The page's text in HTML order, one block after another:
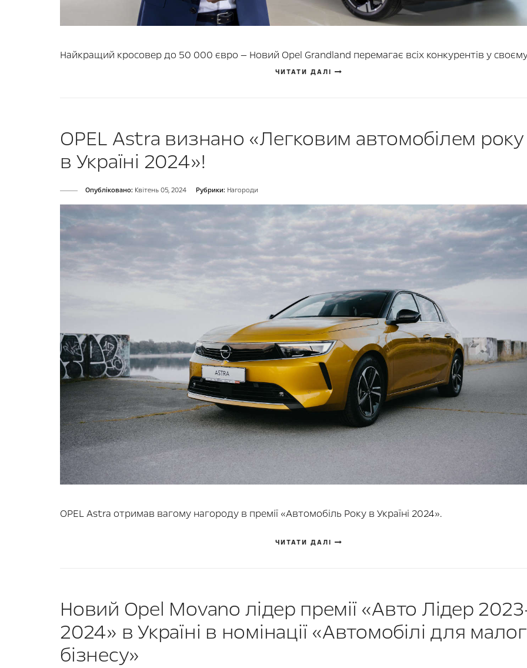
Найкращий кросовер до 50 000 євро — Новий Opel Grandland перемагає всіх конкурентів у
ЧИТАТИ ДАЛІ
OPEL Astra визнано «Легковим автомобілем року
в Україні 2024»!
Опубліковано: Квітень 05, 2024 Рубрики: Нагороди
OPEL Astra отримав вагому нагороду в премії «Автомобіль Року в Україні 2024».
ЧИТАТИ ДАЛІ
Новий Opel Movano лідер премії «Авто Лідер
2024» в Україні в номінації «Автомобілі для
бізнесу»